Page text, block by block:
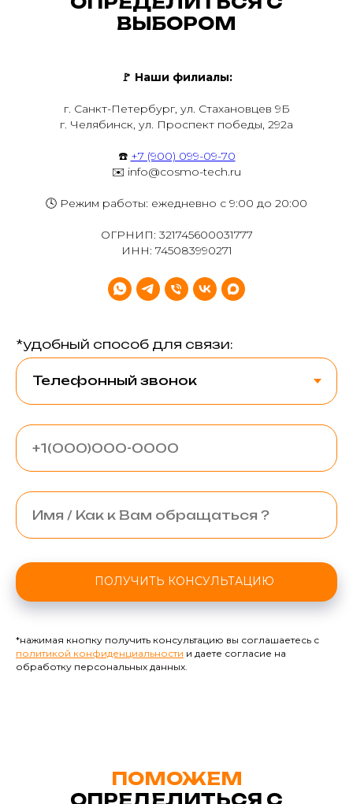
ВЫБОРОМ
🚩 Наши филиалы:
г. Санкт-Петербург, ул. Стахановцев 9Б
г. Челябинск, ул. Проспект победы, 292а
☎️ +7 (900) 099-09-70
✉️ info@cosmo-tech.ru
🕓 Режим работы: ежедневно с 9:00 до 20:00
ОГРНИП: 321745600031777
ИНН: 745083990271
*удобный способ для связи:
ПОЛУЧИТЬ КОНСУЛЬТАЦИЮ
*нажимая кнопку получить консультацию вы соглашаетесь с
политикой конфиденциальности и даете согласие на
обработку персональных данных.
ПОМОЖЕМ
ОПРЕДЕЛИТЬСЯ С